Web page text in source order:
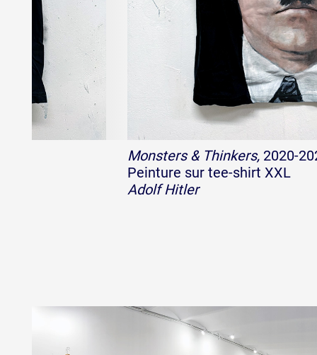
Monsters & Thinkers, 2020-
Peinture sur tee-shirt XXL
Adolf Hitler